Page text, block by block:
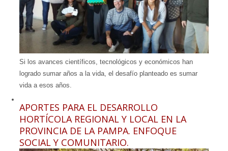
Si los avances científicos, tecnológicos y económicos han
logrado sumar años a la vida, el desafío planteado es sumar
vida a esos años.
APORTES PARA EL DESARROLLO
HORTÍCOLA REGIONAL Y LOCAL EN LA
PROVINCIA DE LA PAMPA. ENFOQUE
SOCIAL Y COMUNITARIO.